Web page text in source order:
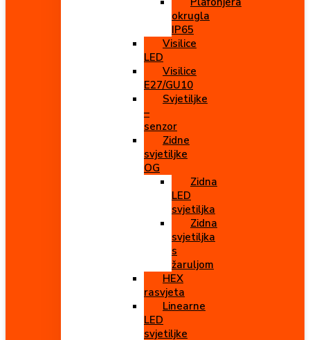
okrugla
IP65
Visilice
LED
Visilice
E27/GU10
Svjetiljke
–
senzor
Zidne
svjetiljke
OG
Zidna
LED
svjetiljka
Zidna
svjetiljka
s
žaruljom
HEX
rasvjeta
Linearne
LED
svjetiljke